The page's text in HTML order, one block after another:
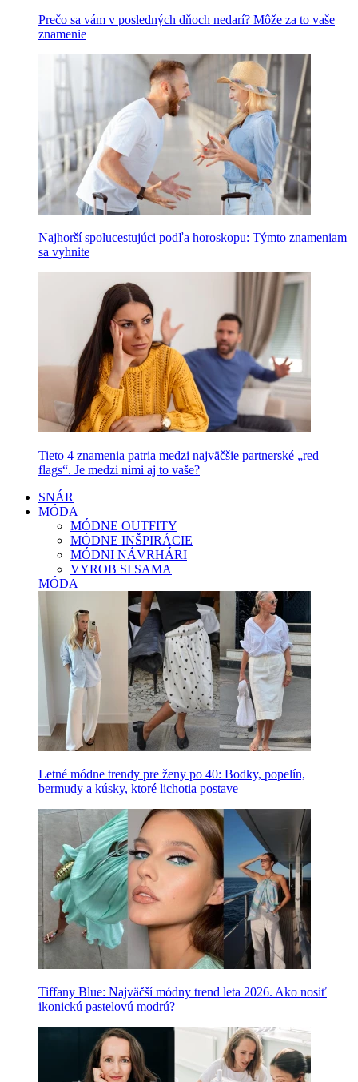
Prečo sa vám v posledných dňoch nedarí? Môže za to vaše
znamenie
Najhorší spolucestujúci podľa horoskopu: Týmto znameniam
sa vyhnite
Tieto 4 znamenia patria medzi najväčšie partnerské „red
flags“. Je medzi nimi aj to vaše?
SNÁR
MÓDA
MÓDNE OUTFITY
MÓDNE INŠPIRÁCIE
MÓDNI NÁVRHÁRI
VYROB SI SAMA
MÓDA
Letné módne trendy pre ženy po 40: Bodky, popelín,
bermudy a kúsky, ktoré lichotia postave
Tiffany Blue: Najväčší módny trend leta 2026. Ako nosiť
ikonickú pastelovú modrú?